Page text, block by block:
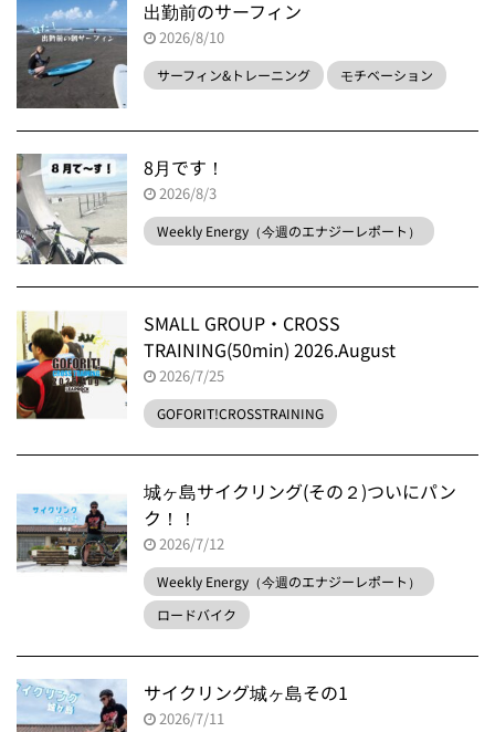
出勤前のサーフィン
2026/8/10
サーフィン&トレーニング モチベーション
8月です！
2026/8/3
Weekly Energy（今週のエナジーレポート）
SMALL GROUP・CROSS
TRAINING(50min) 2026.August
2026/7/25
GOFORIT!CROSSTRAINING
城ヶ島サイクリング(その２)ついにパン
ク！！
2026/7/12
Weekly Energy（今週のエナジーレポート）
ロードバイク
サイクリング城ヶ島その1
2026/7/11